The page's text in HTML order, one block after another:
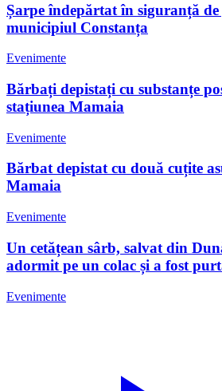
Șarpe îndepărtat în siguranță
municipiul Constanța
Evenimente
Bărbați depistați cu substanțe
stațiunea Mamaia
Evenimente
Bărbat depistat cu două cuțite
Mamaia
Evenimente
Un cetățean sârb, salvat din
adormit pe un colac și a fost
Evenimente